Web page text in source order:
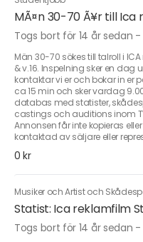
MÃ¤n 30-70 Ã¥r till Ica
Togs bort för 14 år sedan -
Män 30-70 sökes till talroll i
& v.16. Inspelning sker en dag
kontaktar vi er och bokar in er
ca 15 min och sker vardag
databas med statister,
castings och auditions inom
Annonsen får inte kopieras
kontaktad av säljare eller
0 kr
Musiker och Artist och
Statist: Ica reklamfilm
Togs bort för 14 år sedan -